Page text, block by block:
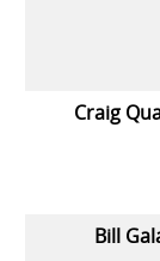
Craig
Bill